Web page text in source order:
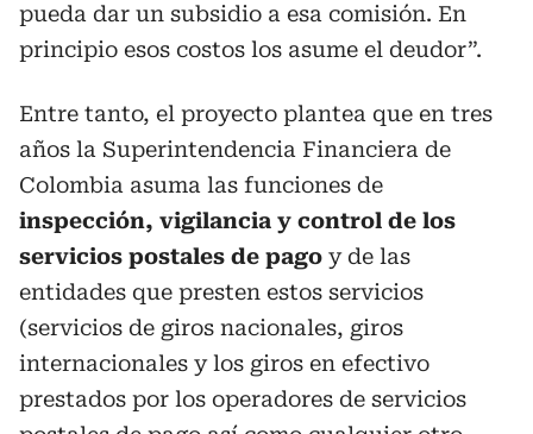
pueda dar un subsidio a esa comisión. En
principio esos costos los asume el deudor”.
Entre tanto, el proyecto plantea que en tres
años la Superintendencia Financiera de
Colombia asuma las funciones de
inspección, vigilancia y control de los
servicios postales de pago y de las
entidades que presten estos servicios
(servicios de giros nacionales, giros
internacionales y los giros en efectivo
prestados por los operadores de servicios